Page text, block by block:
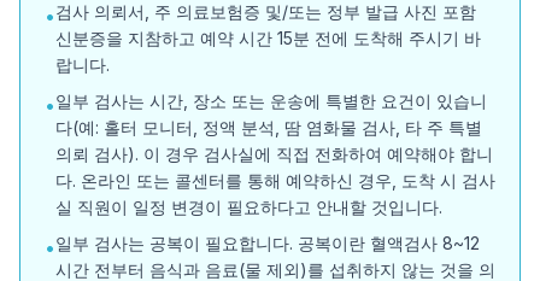
•검사 의뢰서, 주 의료보험증 및/또는 정부 발급 사진 포함
신분증을 지참하고 예약 시간 15분 전에 도착해 주시기 바
랍니다.
•일부 검사는 시간, 장소 또는 운송에 특별한 요건이 있습니
다(예: 홀터 모니터, 정액 분석, 땀 염화물 검사, 타 주 특별
의뢰 검사). 이 경우 검사실에 직접 전화하여 예약해야 합니
다. 온라인 또는 콜센터를 통해 예약하신 경우, 도착 시 검사
실 직원이 일정 변경이 필요하다고 안내할 것입니다.
•일부 검사는 공복이 필요합니다. 공복이란 혈액검사 8~12
시간 전부터 음식과 음료(물 제외)를 섭취하지 않는 것을 의